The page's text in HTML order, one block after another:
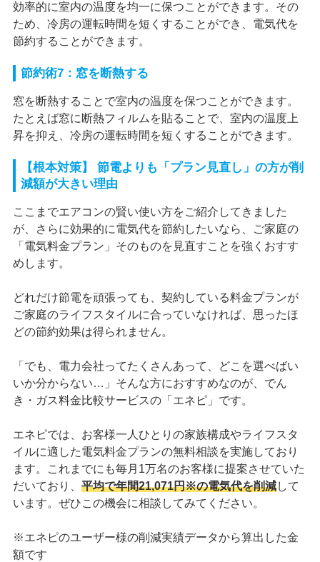
効率的に室内の温度を均一に保つことができます。その
ため、冷房の運転時間を短くすることができ、電気代を
節約することができます。
節約術7：窓を断熱する
窓を断熱することで室内の温度を保つことができます。
たとえば窓に断熱フィルムを貼ることで、室内の温度上
昇を抑え、冷房の運転時間を短くすることができます。
【根本対策】 節電よりも「プラン見直し」の方が削
減額が大きい理由
ここまでエアコンの賢い使い方をご紹介してきました
が、さらに効果的に電気代を節約したいなら、ご家庭の
「電気料金プラン」そのものを見直すことを強くおすす
めします。
どれだけ節電を頑張っても、契約している料金プランが
ご家庭のライフスタイルに合っていなければ、思ったほ
どの節約効果は得られません。
「でも、電力会社ってたくさんあって、どこを選べばい
いか分からない…」そんな方におすすめなのが、でん
き・ガス料金比較サービスの「エネピ」です。
エネピでは、お客様一人ひとりの家族構成やライフスタ
イルに適した電気料金プランの無料相談を実施しており
ます。これまでにも毎月1万名のお客様に提案させていた
だいており、 平均で年間21,071円※の電気代を削減して
います。ぜひこの機会に相談してみてください。
※エネピのユーザー様の削減実績データから算出した金
額です